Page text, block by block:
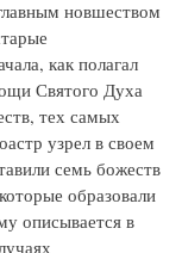
новшеством
как полагал
Святого Духа
тех самых
узрел в своем
семь божеств
образовали
описывается в